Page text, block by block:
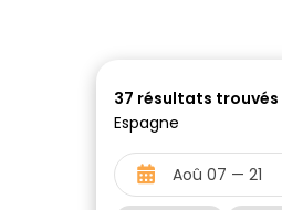
37 résultats trouvés
Espagne